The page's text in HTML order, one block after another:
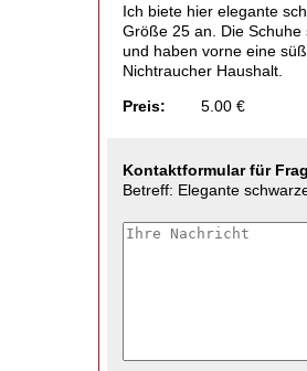
Ich biete hier elegante
Größe 25 an. Die
und haben vorne eine
Nichtraucher Haushalt.
Preis:
5.00 €
Kontaktformular für
Betreff: Elegante